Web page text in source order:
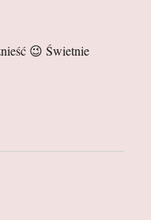
😉 Świetnie